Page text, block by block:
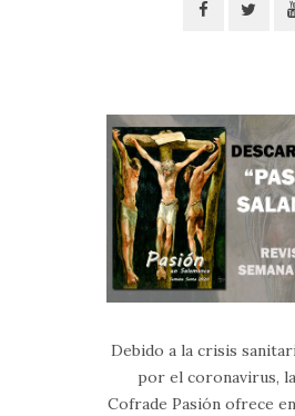
Debido a la crisis
por el coronavirus,
Cofrade Pasión ofrece